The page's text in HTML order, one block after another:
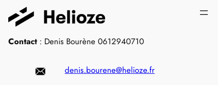
Aller
au
Contact : Denis Bourène 0612940710
denis.bourene@helioze.fr